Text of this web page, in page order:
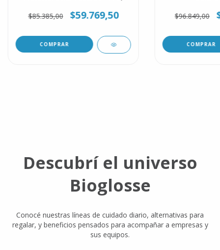
$85.385,00 $59.769,50 $96.849,00
Descubrí el universo
Bioglosse
Conocé nuestras líneas de cuidado diario, alternativas para
regalar, y beneficios pensados para acompañar a empresas y
sus equipos.